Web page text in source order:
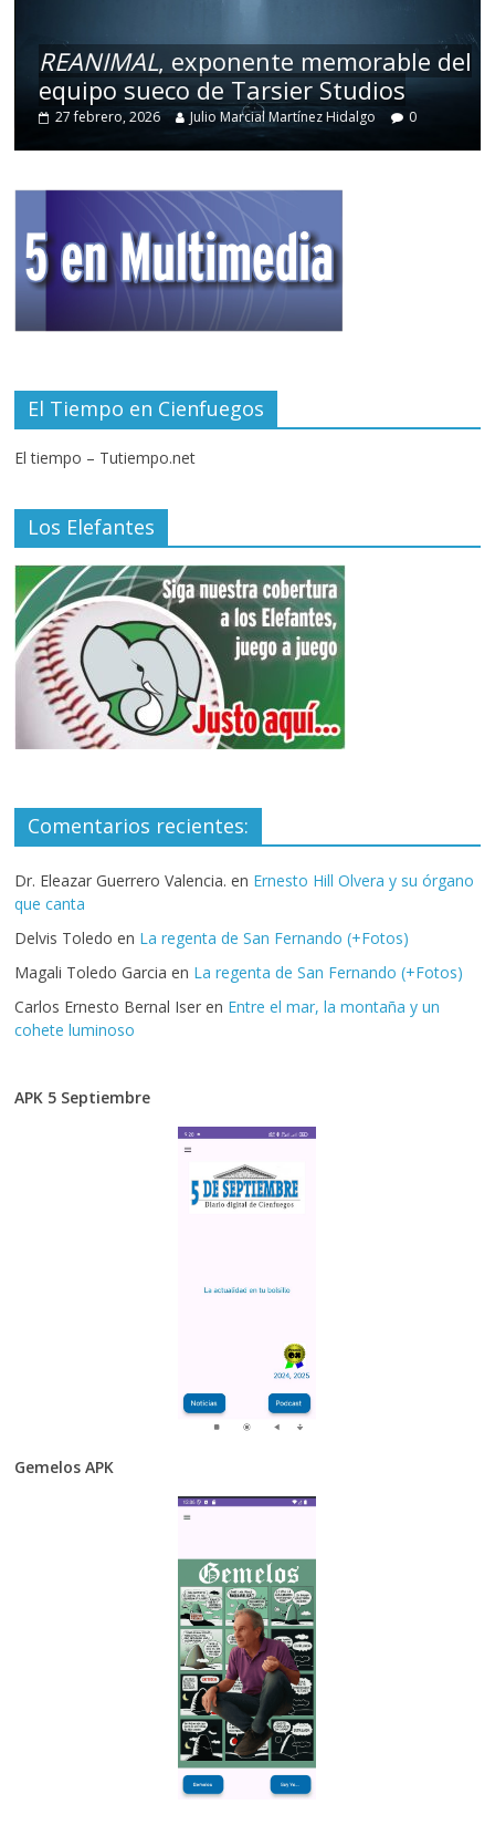
REANIMAL, exponente memorable del
equipo sueco de Tarsier Studios
27 febrero, 2026 Julio Marcial Martínez Hidalgo 0
El Tiempo en Cienfuegos
El tiempo – Tutiempo.net
Los Elefantes
Comentarios recientes:
Dr. Eleazar Guerrero Valencia. en Ernesto Hill Olvera y su órgano
que canta
Delvis Toledo en La regenta de San Fernando (+Fotos)
Magali Toledo Garcia en La regenta de San Fernando (+Fotos)
Carlos Ernesto Bernal Iser en Entre el mar, la montaña y un
cohete luminoso
APK 5 Septiembre
Gemelos APK